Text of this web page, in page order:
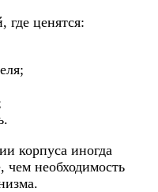
где ценятся:
корпуса иногда
чем необходимость